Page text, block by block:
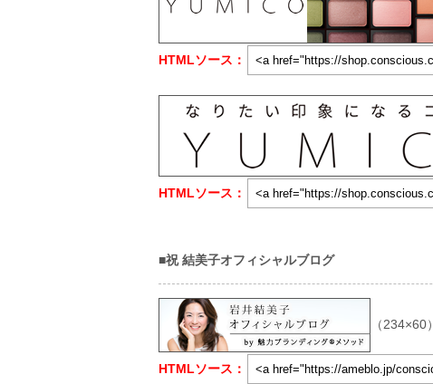
HTMLソース：
HTMLソース：
■祝 結美子オフィシャルブログ
（234×60）
HTMLソース：